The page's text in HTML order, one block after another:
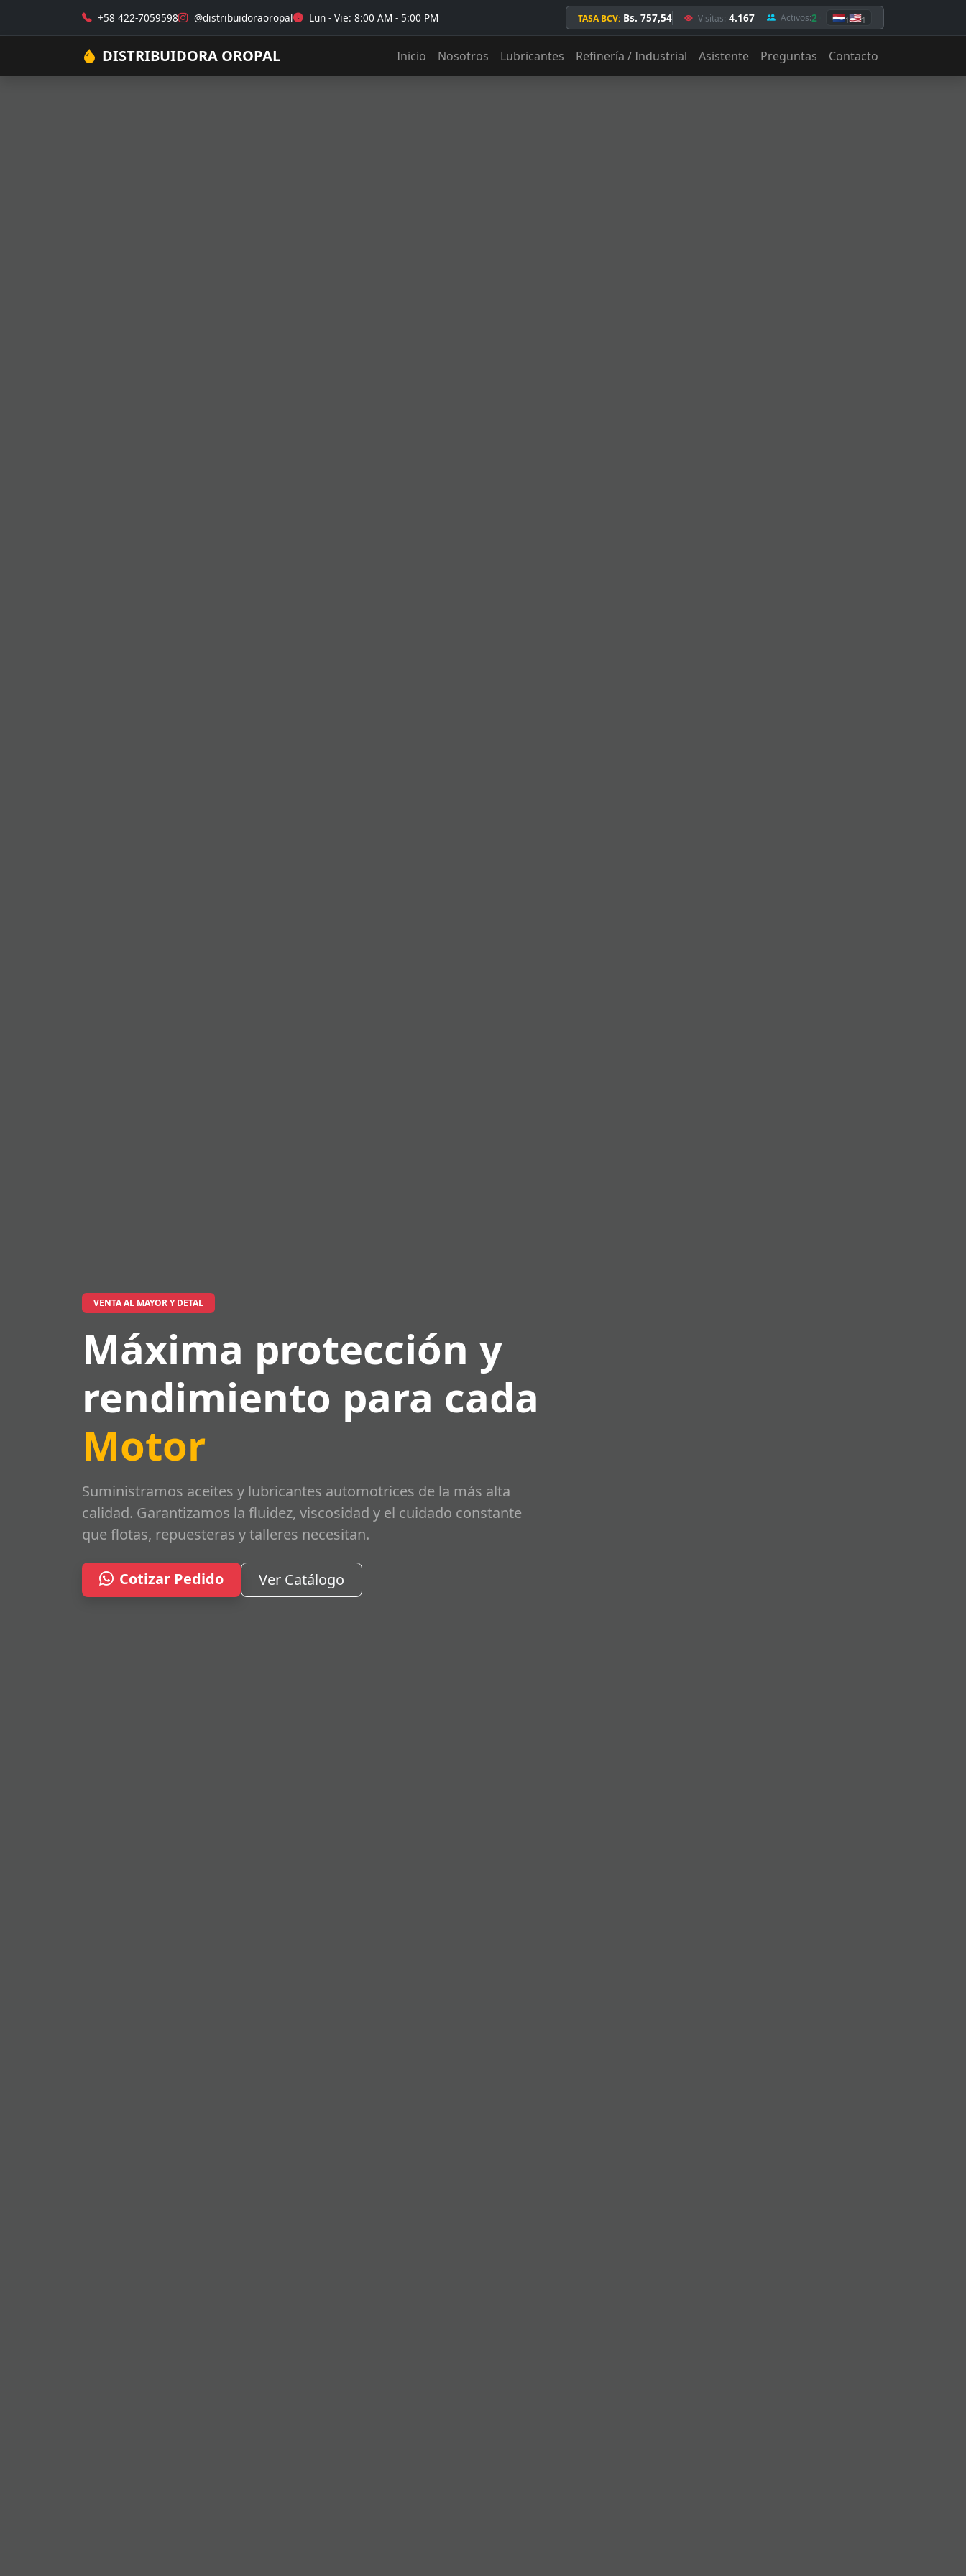
+58 422-7059598 @distribuidoraoropal Lun - Vie: 8:00 AM - 5:00 PM TASA BCV: Bs. 757,54 Visitas: 4.167 Activos:2 🇳🇱1🇺🇸1
DISTRIBUIDORA OROPAL Inicio Nosotros Lubricantes Refinería / Industrial Asistente Preguntas Contacto
VENTA AL MAYOR Y DETAL
Máxima protección y
rendimiento para cada
Motor
Suministramos aceites y lubricantes automotrices de la más alta
calidad. Garantizamos la fluidez, viscosidad y el cuidado constante
que flotas, repuesteras y talleres necesitan.
Cotizar Pedido Ver Catálogo